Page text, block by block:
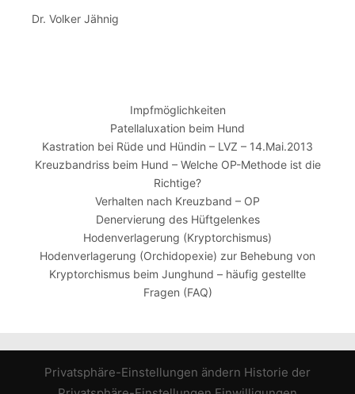
Dr. Volker Jähnig
Impfmöglichkeiten
Patellaluxation beim Hund
Kastration bei Rüde und Hündin – LVZ – 14.Mai.2013
Kreuzbandriss beim Hund – Welche OP-Methode ist die
Richtige?
Verhalten nach Kreuzband – OP
Denervierung des Hüftgelenkes
Hodenverlagerung (Kryptorchismus)
Hodenverlagerung (Orchidopexie) zur Behebung von
Kryptorchismus beim Junghund – häufig gestellte
Fragen (FAQ)
Privatsphäre-Einstellungen ändern Historie der